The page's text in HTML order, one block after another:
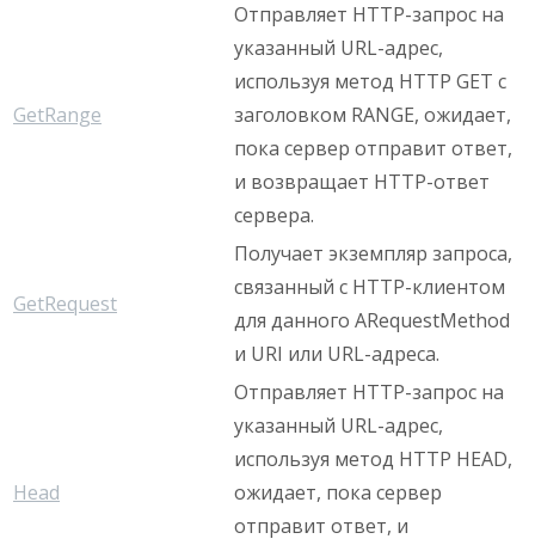
GetRange
Отправляет HTTP-запрос на
указанный URL-адрес,
используя метод HTTP GET с
заголовком RANGE, ожидает,
пока сервер отправит ответ,
и возвращает HTTP-ответ
сервера.
GetRequest
Получает экземпляр запроса,
связанный с HTTP-клиентом
для данного ARequestMethod
и URI или URL-адреса.
Head
Отправляет HTTP-запрос на
указанный URL-адрес,
используя метод HTTP HEAD,
ожидает, пока сервер
отправит ответ, и